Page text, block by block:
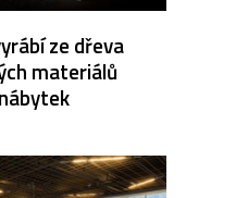
ze dřeva
materiálů